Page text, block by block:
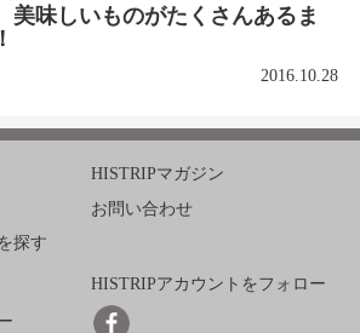
味しいものがたくさんあるま
2016.10.28
探す
HISTRIPマガジン
お問い合わせ
HISTRIPアカウントをフォロー